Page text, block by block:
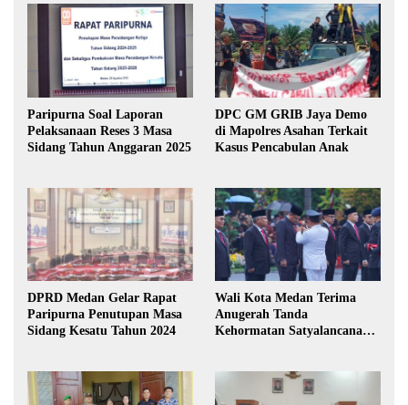
Paripurna Soal Laporan
Pelaksanaan Reses 3 Masa
Sidang Tahun Anggaran 2025
DPC GM GRIB Jaya Demo
di Mapolres Asahan Terkait
Kasus Pencabulan Anak
DPRD Medan Gelar Rapat
Paripurna Penutupan Masa
Sidang Kesatu Tahun 2024
Wali Kota Medan Terima
Anugerah Tanda
Kehormatan Satyalancana